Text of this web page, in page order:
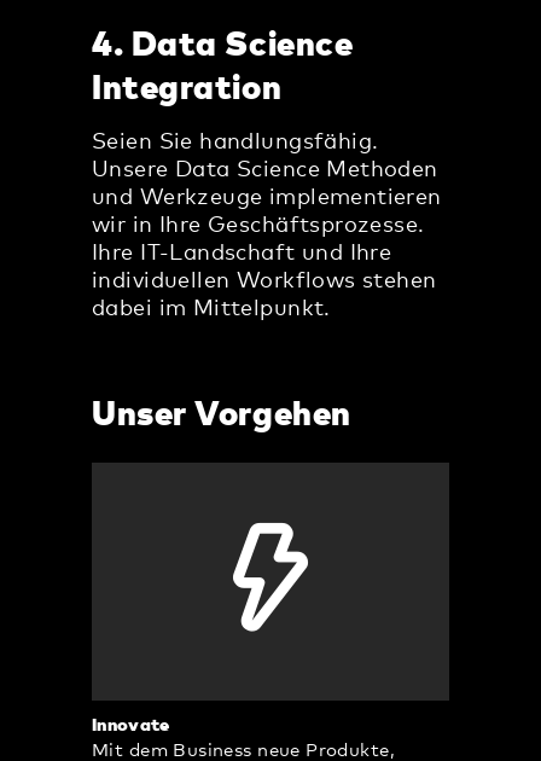
4. Data Science
Integration
Seien Sie handlungsfähig.
Unsere Data Science Methoden
und Werkzeuge implementieren
wir in Ihre Geschäftsprozesse.
Ihre IT-Landschaft und Ihre
individuellen Workflows stehen
dabei im Mittelpunkt.
Unser Vorgehen
Innovate
Mit dem Business neue Produkte,